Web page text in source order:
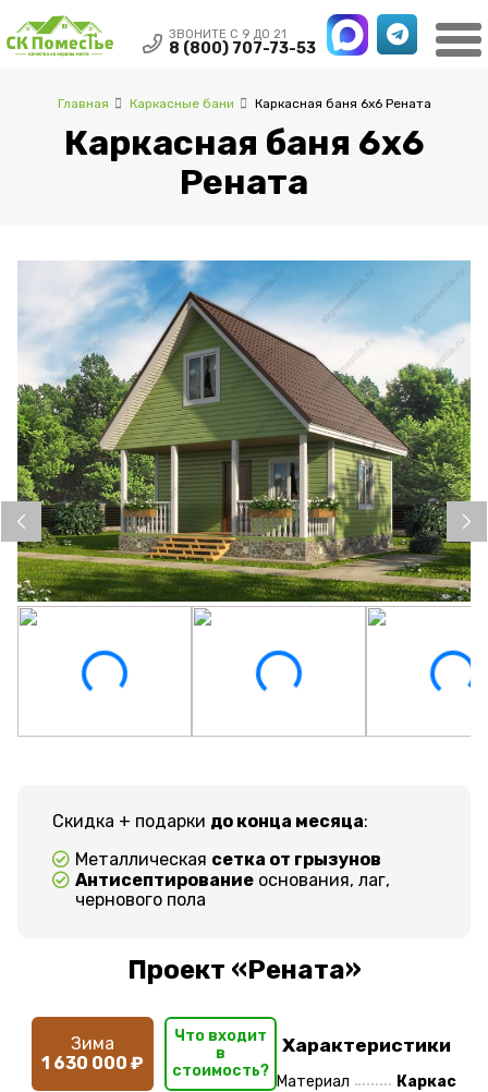
ЗВОНИТЕ С 9 ДО 21
8 (800) 707-73-53
Каркасная баня 6х6
Рената
Главная Каркасные бани Каркасная баня 6х6 Рената
Скидка + подарки до конца месяца:
Металлическая сетка от грызунов
Антисептированиеоснования, лаг,
чернового пола
Проект «Рената»
Зима
1 630 000 ₽
Что входит
в
стоимость?
Характеристики
Материал
Каркас